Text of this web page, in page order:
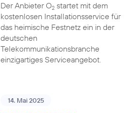
Der Anbieter O2startet mit dem
kostenlosen Installationsservice für
das heimische Festnetz ein in der
deutschen
Telekommunikationsbranche
einzigartiges Serviceangebot.
14. Mai 2025